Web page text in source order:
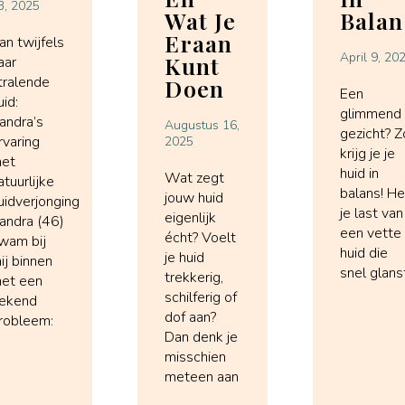
2025
twijfels
(46)
bij
binnen
een
Wat Je
Eraan
Kunt
Doen
Augustus 16,
2025
Wat zegt
jouw huid
eigenlijk
écht? Voelt
je huid
trekkerig,
schilferig of
dof aan?
Dan denk je
misschien
meteen aan
April 9,
Een
glimmend
gezicht?
krijg je je
huid in
balans!
je last van
een vette
huid die
snel